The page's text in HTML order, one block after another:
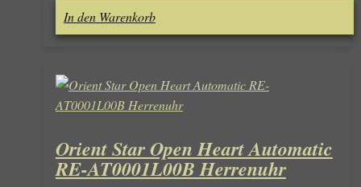
In den Warenkorb
Orient Star Open Heart Automatic
RE-AT0001L00B Herrenuhr